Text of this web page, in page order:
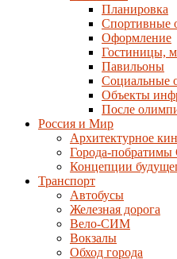
Планировка
Спортивные
Оформление
Гостиницы,
Павильоны
Социальные
Объекты
После
Россия и Мир
Архитектурное
Города-побратимы
Концепции
Транспорт
Автобусы
Железная дорога
Вело-СИМ
Вокзалы
Обход города